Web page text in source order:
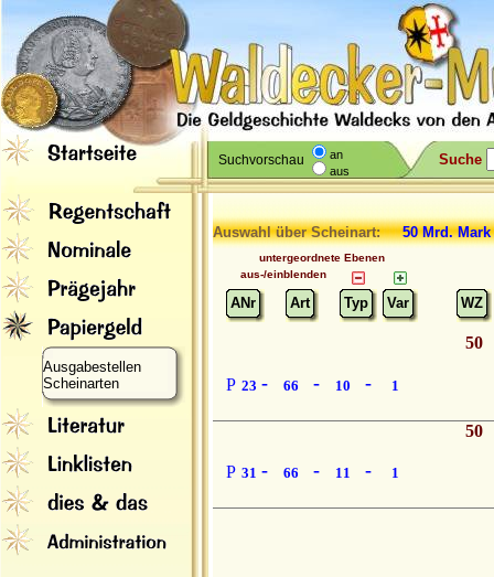
Suchvorschau
an
aus
Suche
Ausgabestellen
Scheinarten
Auswahl über Scheinart:50 Mrd. Mark
untergeordnete Ebenen
aus-/einblenden
ANr Art Typ Var WZ
P 23 - 66 - 10 - 1
50
P 31 - 66 - 11 - 1
50